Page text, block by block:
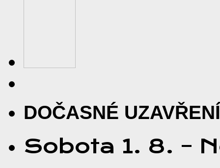
DOČASNÉ
Sobota 1. 8. –